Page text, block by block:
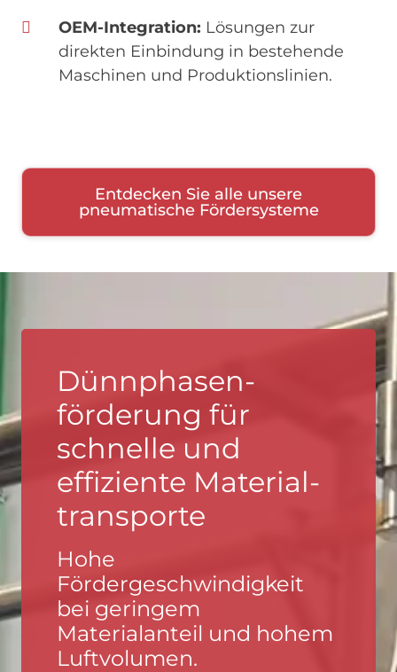
OEM-Integration: Lösungen zur
direkten Einbindung in bestehende
Maschinen und Produktionslinien.
Entdecken Sie alle unsere
pneumatische Fördersysteme
Dünnphasen-
förderung für
schnelle und
effiziente Material-
transporte
Hohe
Fördergeschwindigkeit
bei geringem
Materialanteil und hohem
Luftvolumen.